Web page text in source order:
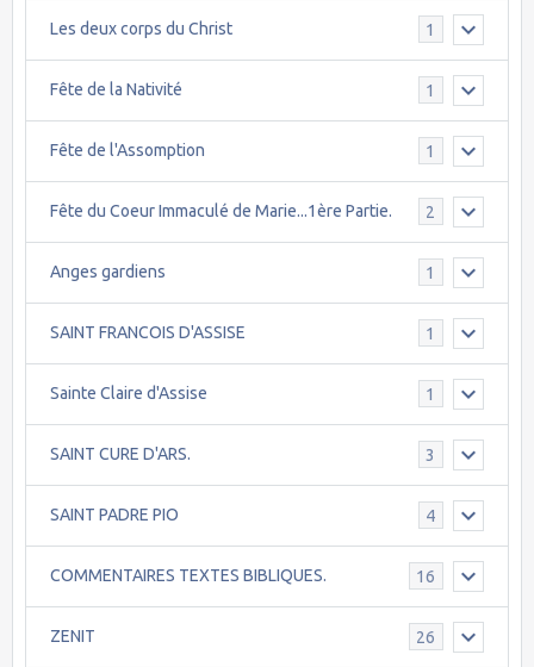
Les deux corps du Christ 1
Fête de la Nativité 1
Fête de l'Assomption 1
Fête du Coeur Immaculé de Marie...1ère Partie. 2
Anges gardiens 1
SAINT FRANCOIS D'ASSISE 1
Sainte Claire d'Assise 1
SAINT CURE D'ARS. 3
SAINT PADRE PIO 4
COMMENTAIRES TEXTES BIBLIQUES. 16
ZENIT 26